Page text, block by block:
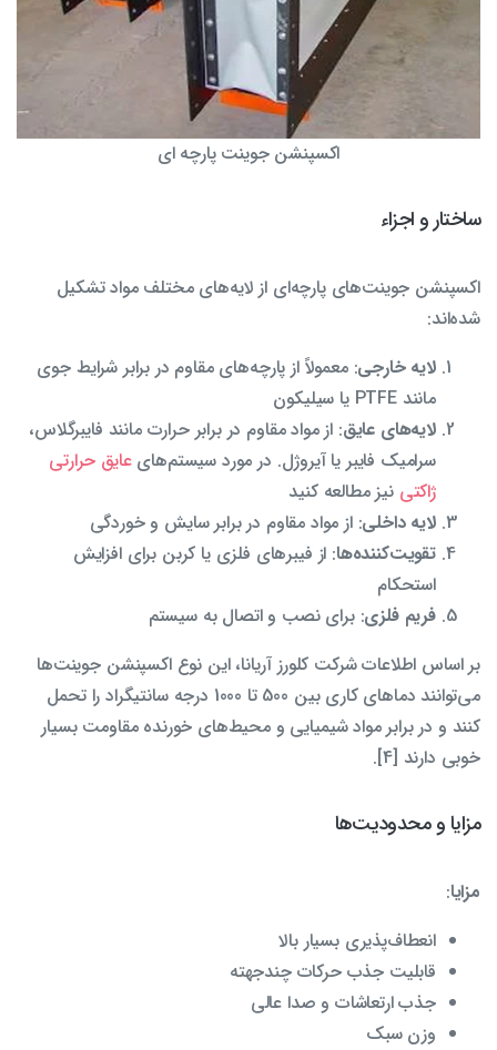
اکسپنشن جوینت پارچه ای
ساختار و اجزاء
اکسپنشن جوینت‌های پارچه‌ای از لایه‌های مختلف مواد تشکیل
شده‌اند:
لایه خارجی: معمولاً از پارچه‌های مقاوم در برابر شرایط جوی
مانند PTFE یا سیلیکون
لایه‌های عایق: از مواد مقاوم در برابر حرارت مانند فایبرگلاس،
سرامیک فایبر یا آیروژل. در مورد سیستم‌هایعایق حرارتی
ژاکتی نیز مطالعه کنید
لایه داخلی: از مواد مقاوم در برابر سایش و خوردگی
تقویت‌کننده‌ها: از فیبرهای فلزی یا کربن برای افزایش
استحکام
فریم فلزی: برای نصب و اتصال به سیستم
بر اساس اطلاعات شرکت کلورز آریانا، این نوع اکسپنشن جوینت‌ها
می‌توانند دماهای کاری بین 500 تا 1000 درجه سانتیگراد را تحمل
کنند و در برابر مواد شیمیایی و محیط‌های خورنده مقاومت بسیار
خوبی دارند [4].
مزایا و محدودیت‌ها
مزایا:
انعطاف‌پذیری بسیار بالا
قابلیت جذب حرکات چندجهته
جذب ارتعاشات و صدا عالی
وزن سبک